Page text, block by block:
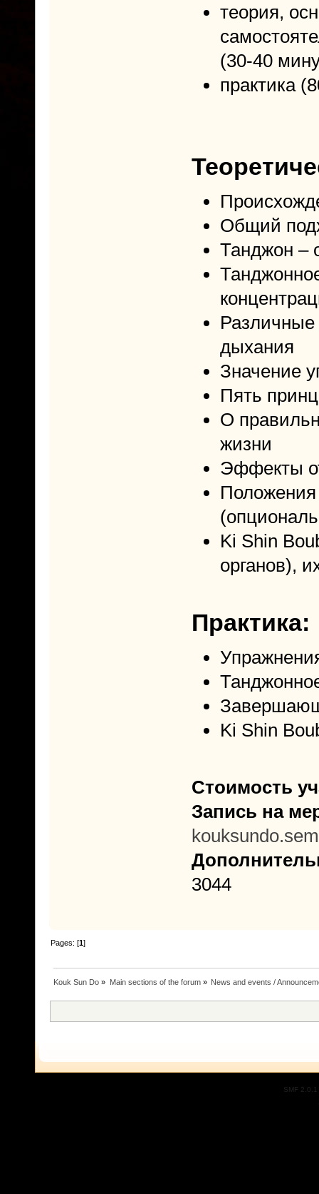
теория,
(30-40
практика
Общий
Танджон –
Различные
дыхания
Значение
Пять
О
жизни
Эффекты
Положения
Ki Shin
органов),
Практика:
Ki Shin
Стоимость
Запись на
3044
Pages: [1]
Kouk Sun Do » Main sections of the forum» News and events /
SMF 2.0.1